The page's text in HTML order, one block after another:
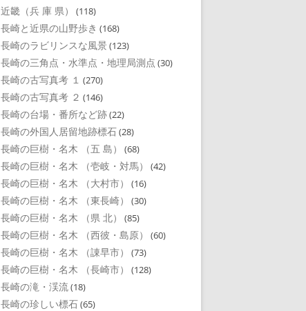
近畿（兵 庫 県） (118)
長崎と近県の山野歩き (168)
長崎のラビリンスな風景 (123)
長崎の三角点・水準点・地理局測点 (30)
長崎の古写真考 １ (270)
長崎の古写真考 ２ (146)
長崎の台場・番所など跡(22)
長崎の外国人居留地跡標石(28)
長崎の巨樹・名木 （五 島） (68)
長崎の巨樹・名木 （壱岐・対馬） (42)
長崎の巨樹・名木 （大村市） (16)
長崎の巨樹・名木 （東長崎） (30)
長崎の巨樹・名木 （県 北） (85)
長崎の巨樹・名木 （西彼・島原） (60)
長崎の巨樹・名木 （諌早市） (73)
長崎の巨樹・名木 （長崎市） (128)
長崎の滝・渓流(18)
長崎の珍しい標石(65)